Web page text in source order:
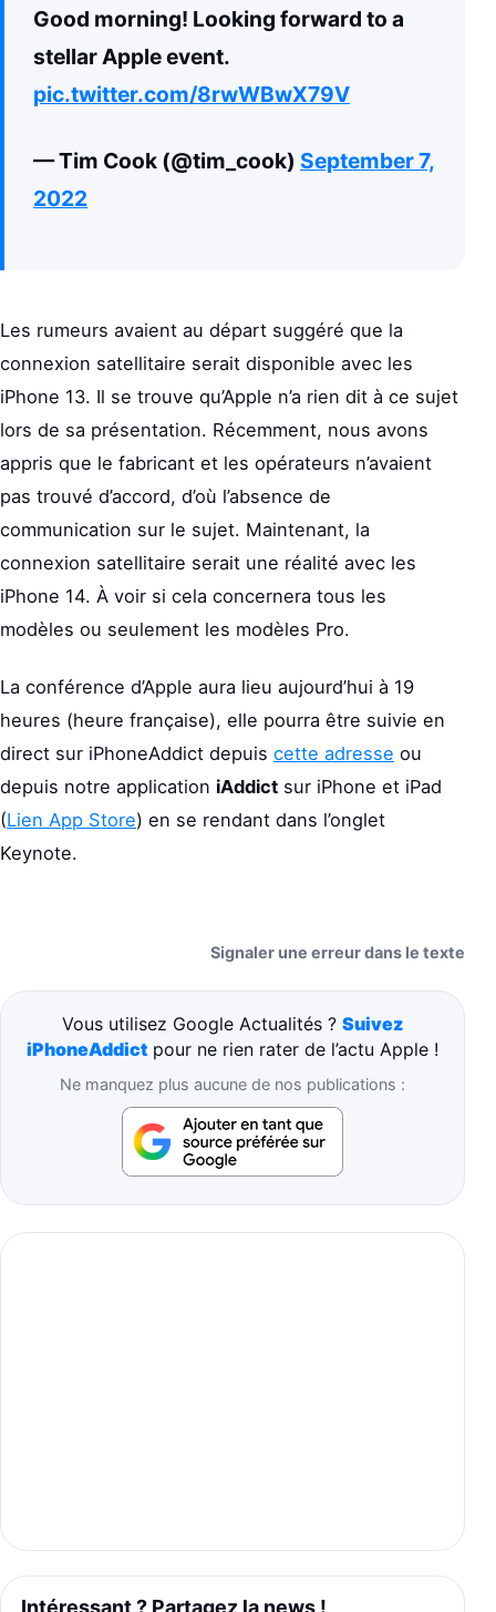
Good morning! Looking forward to a
stellar Apple event.
pic.twitter.com/8rwWBwX79V
— Tim Cook (@tim_cook) September 7,
2022
Les rumeurs avaient au départ suggéré que la
connexion satellitaire serait disponible avec les
iPhone 13. Il se trouve qu’Apple n’a rien dit à ce sujet
lors de sa présentation. Récemment, nous avons
appris que le fabricant et les opérateurs n’avaient
pas trouvé d’accord, d’où l’absence de
communication sur le sujet. Maintenant, la
connexion satellitaire serait une réalité avec les
iPhone 14. À voir si cela concernera tous les
modèles ou seulement les modèles Pro.
La conférence d’Apple aura lieu aujourd’hui à 19
heures (heure française), elle pourra être suivie en
direct sur iPhoneAddict depuis cette adresse ou
depuis notre application iAddict sur iPhone et iPad
(Lien App Store) en se rendant dans l’onglet
Keynote.
Signaler une erreur dans le texte
Vous utilisez Google Actualités ? Suivez
iPhoneAddict pour ne rien rater de l’actu Apple !
Ne manquez plus aucune de nos publications :
Intéressant ? Partagez la news !